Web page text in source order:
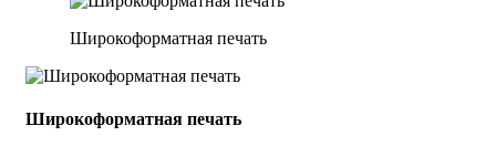
Широкоформатная печать
Широкоформатная печать